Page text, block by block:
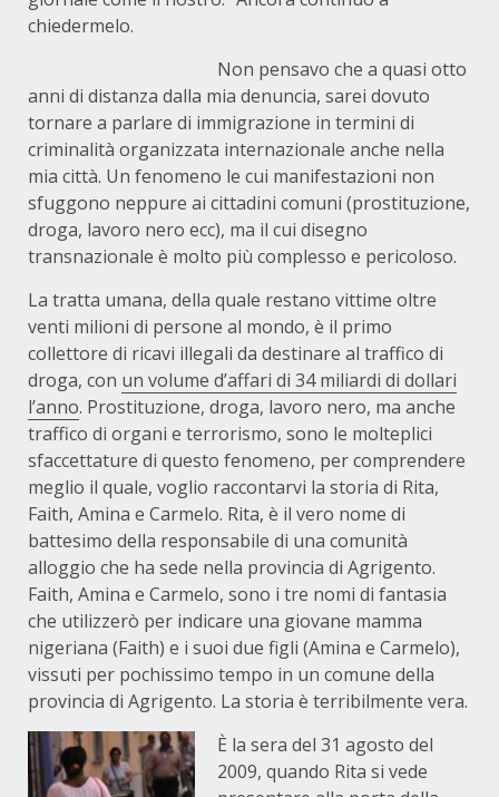
chiedermelo.
Non pensavo che a quasi otto
anni di distanza dalla mia denuncia, sarei dovuto
tornare a parlare di immigrazione in termini di
criminalità organizzata internazionale anche nella
mia città. Un fenomeno le cui manifestazioni non
sfuggono neppure ai cittadini comuni (prostituzione,
droga, lavoro nero ecc), ma il cui disegno
transnazionale è molto più complesso e pericoloso.
La tratta umana, della quale restano vittime oltre
venti milioni di persone al mondo, è il primo
collettore di ricavi illegali da destinare al traffico di
droga, con un volume d’affari di 34 miliardi di dollari
l’anno. Prostituzione, droga, lavoro nero, ma anche
traffico di organi e terrorismo, sono le molteplici
sfaccettature di questo fenomeno, per comprendere
meglio il quale, voglio raccontarvi la storia di Rita,
Faith, Amina e Carmelo. Rita, è il vero nome di
battesimo della responsabile di una comunità
alloggio che ha sede nella provincia di Agrigento.
Faith, Amina e Carmelo, sono i tre nomi di fantasia
che utilizzerò per indicare una giovane mamma
nigeriana (Faith) e i suoi due figli (Amina e Carmelo),
vissuti per pochissimo tempo in un comune della
provincia di Agrigento. La storia è terribilmente vera.
È la sera del 31 agosto del
2009, quando Rita si vede